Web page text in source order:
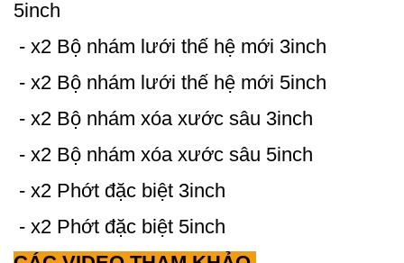
5inch
- x2 Bộ nhám lưới thế hệ mới 3inch
- x2 Bộ nhám lưới thế hệ mới 5inch
- x2 Bộ nhám xóa xước sâu 3inch
- x2 Bộ nhám xóa xước sâu 5inch
- x2 Phớt đặc biệt 3inch
- x2 Phớt đặc biệt 5inch